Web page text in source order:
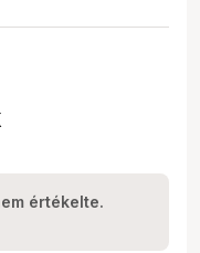
értékelte.